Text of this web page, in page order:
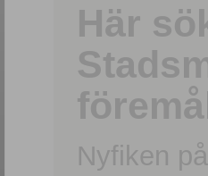
Här
Nyfiken